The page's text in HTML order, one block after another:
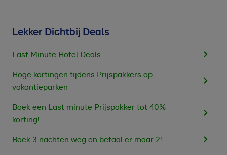
Lekker Dichtbij Deals
Last Minute Hotel Deals
Hoge kortingen tijdens Prijspakkers op
vakantieparken
Boek een Last minute Prijspakker tot 40%
korting!
Boek 3 nachten weg en betaal er maar 2!